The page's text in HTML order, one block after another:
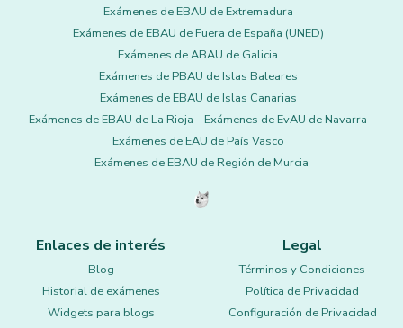
Exámenes de EBAU de Extremadura
Exámenes de EBAU de Fuera de España (UNED)
Exámenes de ABAU de Galicia
Exámenes de PBAU de Islas Baleares
Exámenes de EBAU de Islas Canarias
Exámenes de EBAU de La Rioja
Exámenes de EvAU de Navarra
Exámenes de EAU de País Vasco
Exámenes de EBAU de Región de Murcia
Enlaces de interés
Blog
Historial de exámenes
Widgets para blogs
Legal
Términos y Condiciones
Política de Privacidad
Configuración de Privacidad